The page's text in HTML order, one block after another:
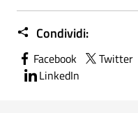
Condividi:
Facebook Twitter
LinkedIn